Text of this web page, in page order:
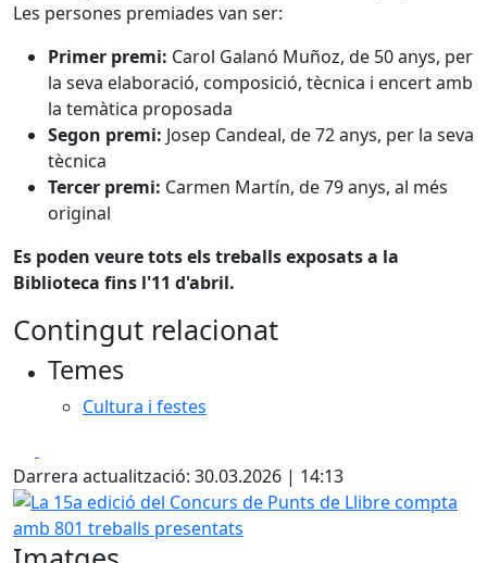
Les persones premiades van ser:
Primer premi: Carol Galanó Muñoz, de 50 anys, per
la seva elaboració, composició, tècnica i encert amb
la temàtica proposada
Segon premi: Josep Candeal, de 72 anys, per la seva
tècnica
Tercer premi: Carmen Martín, de 79 anys, al més
original
Es poden veure tots els treballs exposats a la
Biblioteca fins l'11 d'abril.
Contingut relacionat
Temes
Cultura i festes
Darrera actualització: 30.03.2026 | 14:13
La 15a edició del Concurs de Punts de Llibre compta